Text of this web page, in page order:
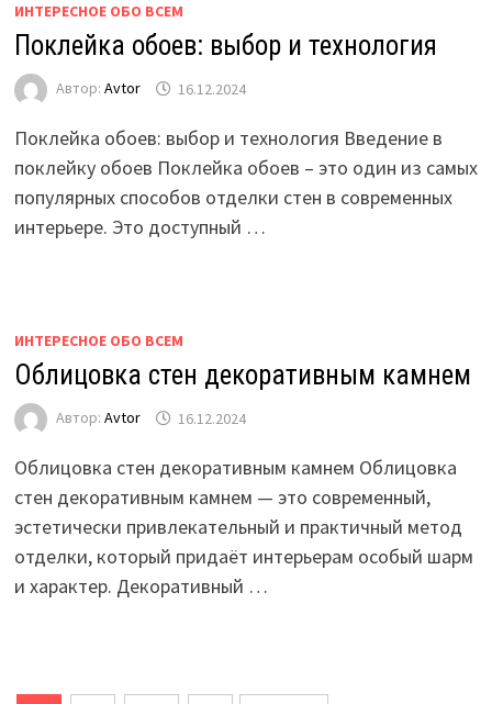
ИНТЕРЕСНОЕ ОБО ВСЕМ
Поклейка обоев: выбор и технология
Автор: Avtor 16.12.2024
Поклейка обоев: выбор и технология Введение в
поклейку обоев Поклейка обоев – это один из самых
популярных способов отделки стен в современных
интерьере. Это доступный …
ИНТЕРЕСНОЕ ОБО ВСЕМ
Облицовка стен декоративным камнем
Автор: Avtor 16.12.2024
Облицовка стен декоративным камнем Облицовка
стен декоративным камнем — это современный,
эстетически привлекательный и практичный метод
отделки, который придаёт интерьерам особый шарм
и характер. Декоративный …